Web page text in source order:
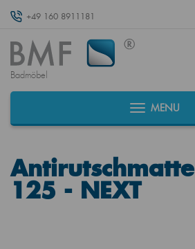
+49 160 8911181
Badmöbel
MENU
Antirutschmatte
125 - NEXT